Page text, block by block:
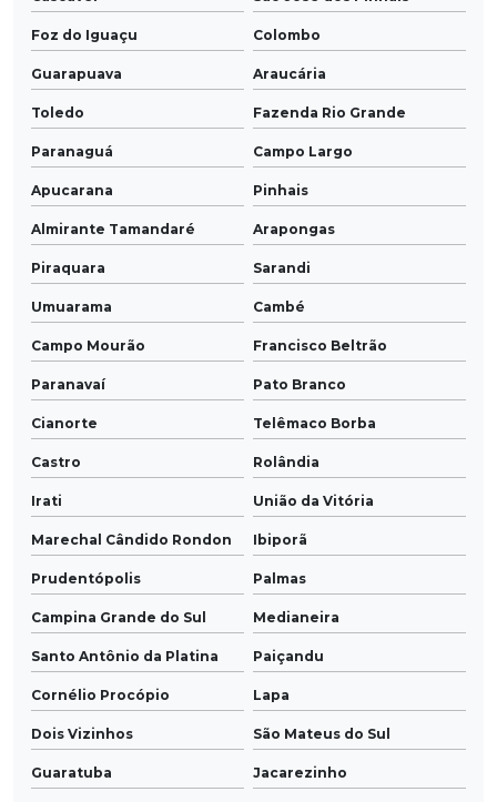
Foz do Iguaçu Colombo
Guarapuava Araucária
Toledo Fazenda Rio Grande
Paranaguá Campo Largo
Apucarana Pinhais
Almirante Tamandaré Arapongas
Piraquara Sarandi
Umuarama Cambé
Campo Mourão Francisco Beltrão
Paranavaí Pato Branco
Cianorte Telêmaco Borba
Castro Rolândia
Irati União da Vitória
Marechal Cândido Rondon Ibiporã
Prudentópolis Palmas
Campina Grande do Sul Medianeira
Santo Antônio da Platina Paiçandu
Cornélio Procópio Lapa
Dois Vizinhos São Mateus do Sul
Guaratuba Jacarezinho